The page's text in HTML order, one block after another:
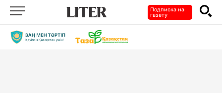
Подписка на
газету